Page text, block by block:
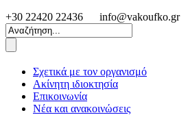
+30 22420 22436
info@vakoufko.gr
Σχετικά με τον οργανισμό
Ακίνητη ιδιοκτησία
Επικοινωνία
Νέα και ανακοινώσεις